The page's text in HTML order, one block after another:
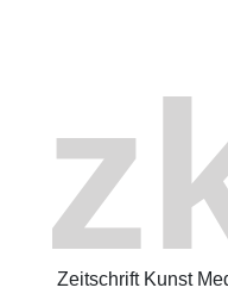
Zeitschrift Kunst